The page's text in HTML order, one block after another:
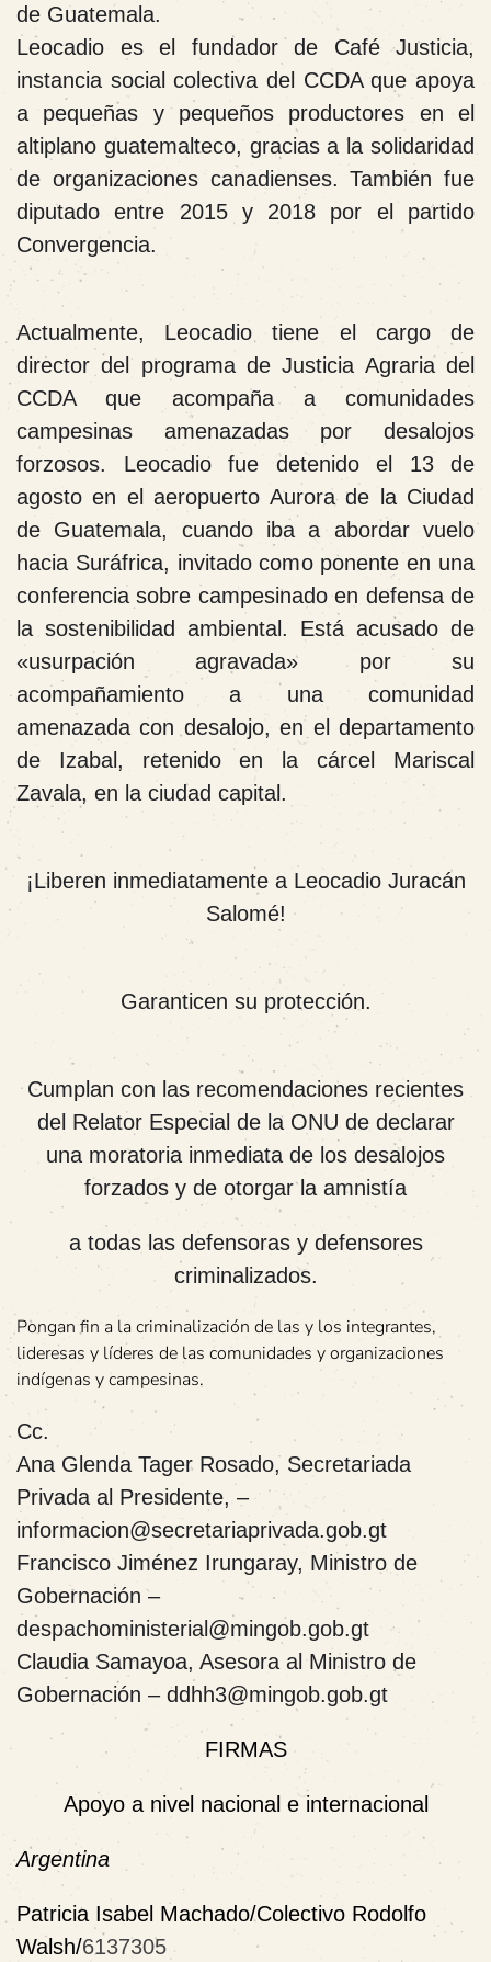
de Guatemala.
Leocadio es el fundador de Café Justicia,
instancia social colectiva del CCDA que apoya
a pequeñas y pequeños productores en el
altiplano guatemalteco, gracias a la solidaridad
de organizaciones canadienses. También fue
diputado entre 2015 y 2018 por el partido
Convergencia.
Actualmente, Leocadio tiene el cargo de
director del programa de Justicia Agraria del
CCDA que acompaña a comunidades
campesinas amenazadas por desalojos
forzosos.
Leocadio fue detenido el 13 de
agosto en el aeropuerto Aurora de la Ciudad
de Guatemala, cuando iba a abordar vuelo
hacia Suráfrica, invitado como ponente en una
conferencia sobre campesinado en defensa de
la sostenibilidad ambiental.
Está acusado de
«usurpación agravada» por su
acompañamiento a una comunidad
amenazada con desalojo, en el departamento
de Izabal, retenido en la cárcel Mariscal
Zavala, en la ciudad capital.
¡Liberen inmediatamente a Leocadio Juracán
Salomé!
Garanticen su protección.
Cumplan con las recomendaciones recientes
del Relator Especial de la ONU de declarar
una moratoria inmediata de los desalojos
forzados y de otorgar la amnistía
a todas las defensoras y defensores
criminalizados.
Pongan fin a la criminalización de las y los integrantes,
lideresas y líderes de las comunidades y organizaciones
indígenas y campesinas.
Cc.
Ana Glenda Tager Rosado, Secretariada
Privada al Presidente, –
informacion@secretariaprivada.gob.gt
Francisco Jiménez Irungaray, Ministro de
Gobernación –
despachoministerial@mingob.gob.gt
Claudia Samayoa, Asesora al Ministro de
Gobernación – ddhh3@mingob.gob.gt
FIRMAS
Apoyo a nivel nacional e internacional
Argentina
Patricia Isabel Machado/Colectivo Rodolfo
Walsh/6137305